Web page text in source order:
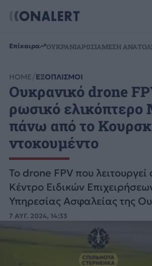
Επίκαιρα ΟΥΚΡΑΝΙΑΡΩΣΙΑΜΕΣΗ
HOME ΕΞΟΠΛΙΣΜΟΙ
Ουκρανικό drone
ρωσικό ελικόπτερο
πάνω από το Κουρσκ
ντοκουμέντο
Το drone FPV που λειτουργεί
Κέντρο Ειδικών
Υπηρεσίας Ασφαλείας της
(SBU) κατάφερε να χτυπήσει
ρότορα του ελικοπτέρου.
7 ΑΥΓ. 2024, 14:33